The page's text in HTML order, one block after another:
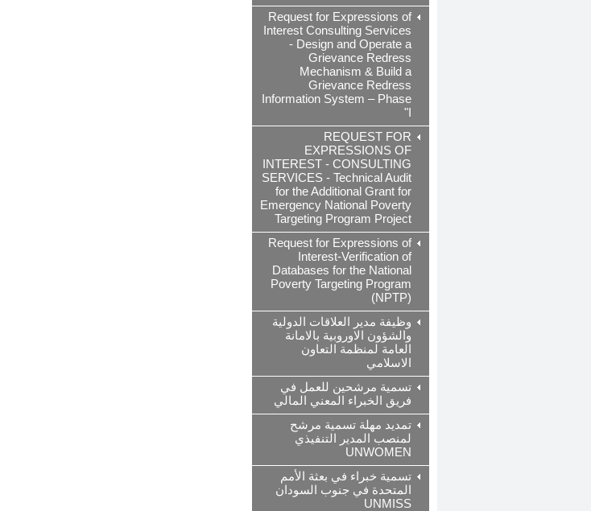
Request for Expressions of
Interest Consulting Services
- Design and Operate a
Grievance Redress
Mechanism & Build a
Grievance Redress
Information System – Phase
REQUEST FOR
EXPRESSIONS OF
INTEREST - CONSULTING
SERVICES - Technical Audit
for the Additional Grant for
Emergency National Poverty
Targeting Program Project
Request for Expressions of
Interest-Verification of
Databases for the National
Poverty Targeting Program
(NPTP)
وظيفة مدير العلاقات الدولية
والشؤون الاوروبية بالامانة
العامة لمنظمة التعاون
الاسلامي
تسمية مرشحين للعمل في
فريق الخبراء المعني المالي
تمديد مهلة تسمية مرشح
لمنصب المدير التنفيذي
UNWOMEN
تسمية خبراء في بعثة الأمم
المتحدة في جنوب السودان
UNMISS